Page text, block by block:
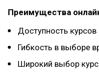
Преимущества
Доступность
Гибкость в выборе
Широкий выбор